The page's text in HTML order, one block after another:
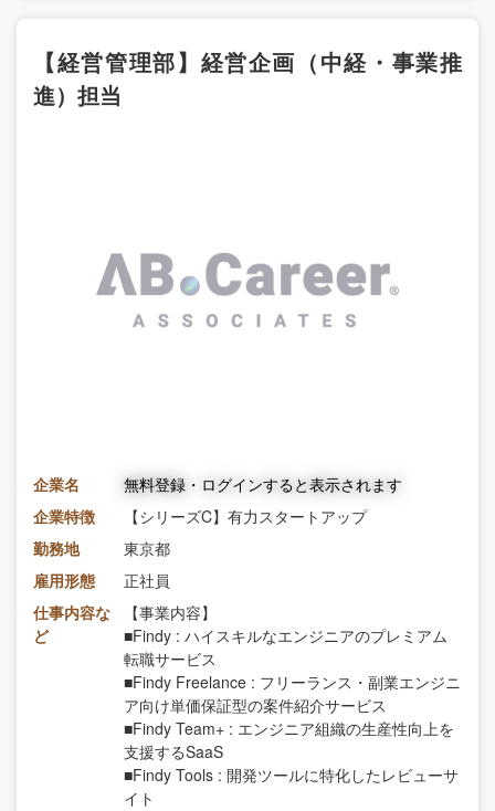
【経営管理部】経営企画（中経・事業推
進）担当
企業名
無料登録・ログインすると表示されます
企業特徴
【シリーズC】有力スタートアップ
勤務地
東京都
雇用形態
正社員
仕事内容な
ど
【事業内容】
■Findy : ハイスキルなエンジニアのプレミアム
転職サービス
■Findy Freelance : フリーランス・副業エンジニ
ア向け単価保証型の案件紹介サービス
■Findy Team+ : エンジニア組織の生産性向上を
支援するSaaS
■Findy Tools : 開発ツールに特化したレビューサ
イト